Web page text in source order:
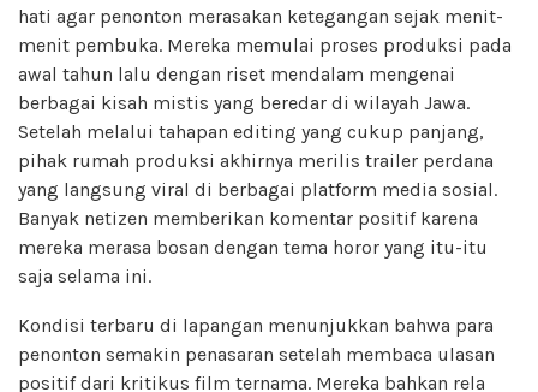
hati agar penonton merasakan ketegangan sejak menit-
menit pembuka. Mereka memulai proses produksi pada
awal tahun lalu dengan riset mendalam mengenai
berbagai kisah mistis yang beredar di wilayah Jawa.
Setelah melalui tahapan editing yang cukup panjang,
pihak rumah produksi akhirnya merilis trailer perdana
yang langsung viral di berbagai platform media sosial.
Banyak netizen memberikan komentar positif karena
mereka merasa bosan dengan tema horor yang itu-itu
saja selama ini.
Kondisi terbaru di lapangan menunjukkan bahwa para
penonton semakin penasaran setelah membaca ulasan
positif dari kritikus film ternama. Mereka bahkan rela